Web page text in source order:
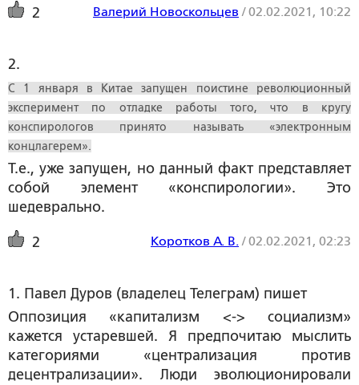
2 Валерий Новоскольцев /02.02.2021, 10:22
2.
С 1 января в Китае запущен поистине революционный
эксперимент по отладке работы того, что в кругу
конспирологов принято называть «электронным
концлагерем».
Т.е., уже запущен, но данный факт представляет
собой элемент «конспирологии». Это
шедеврально.
2 Коротков А. В./02.02.2021, 02:23
1. Павел Дуров (владелец Телеграм) пишет
Оппозиция «капитализм <-> социализм»
кажется устаревшей. Я предпочитаю мыслить
категориями «централизация против
децентрализации». Люди эволюционировали